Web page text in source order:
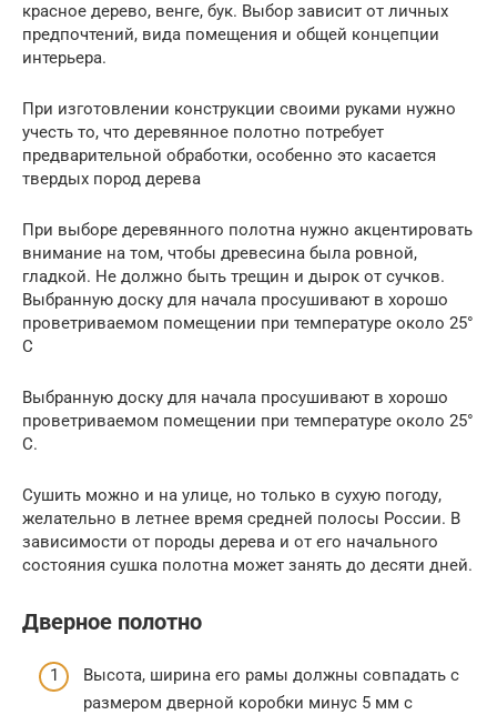
красное дерево, венге, бук. Выбор зависит от личных
предпочтений, вида помещения и общей концепции
интерьера.
При изготовлении конструкции своими руками нужно
учесть то, что деревянное полотно потребует
предварительной обработки, особенно это касается
твердых пород дерева
При выборе деревянного полотна нужно акцентировать
внимание на том, чтобы древесина была ровной,
гладкой. Не должно быть трещин и дырок от сучков.
Выбранную доску для начала просушивают в хорошо
проветриваемом помещении при температуре около 25°
С
Выбранную доску для начала просушивают в хорошо
проветриваемом помещении при температуре около 25°
С.
Сушить можно и на улице, но только в сухую погоду,
желательно в летнее время средней полосы России. В
зависимости от породы дерева и от его начального
состояния сушка полотна может занять до десяти дней.
Дверное полотно
Высота, ширина его рамы должны совпадать с
размером дверной коробки минус 5 мм с